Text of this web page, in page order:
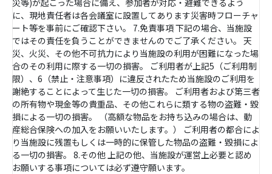
災等)が起こった場合に備え、参加者が対応・避難できるよう
に、現地責任者は各会議室に設置してあります災害時フローチャ
ート等を事前にご確認下さい。 7.免責事項 下記の場合、当施設
ではその責任を負うことができませんのでご了承ください。 天
災、火災、その他不可抗力により当施設の利用が困難になった場
合のその利用に際する一切の損害。 ご利用者が上記5（ご利用制
限）、6（禁止・注意事項）に違反されたため当施設のご利用を
謝絶することによって生じた一切の損害。 ご利用者および第三者
の所有物や現金等の貴重品、その他これらに類する物の盗難・毀
損による一切の損害。 （高額な物品をお持ち込みの場合は、動
産総合保険への加入をお願いいたします。） ご利用者の都合によ
り当施設に残置もしくは一時的に保管した物品の盗難・毀損によ
る一切の損害。 8.その他 上記の他、当施設が運営上必要と認め
お願いする事項については必ず遵守願います。